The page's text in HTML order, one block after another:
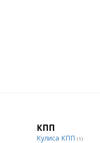
КПП
Кулиса КПП (1)